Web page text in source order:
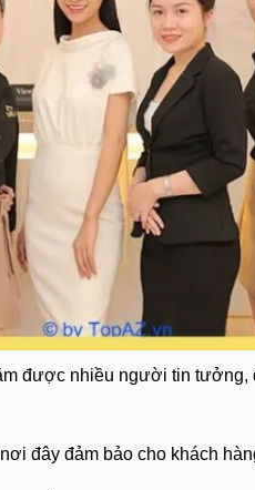
được nhiều người tin
đây đảm bảo cho khách